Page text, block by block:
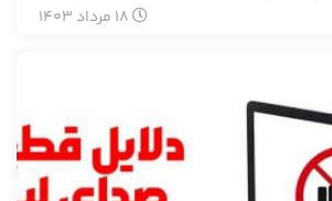
18 مرداد 1403